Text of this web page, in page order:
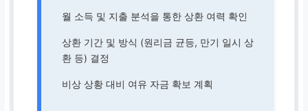
월 소득 및 지출 분석을 통한 상환 여력 확인
상환 기간 및 방식 (원리금 균등, 만기 일시 상
환 등) 결정
비상 상황 대비 여유 자금 확보 계획